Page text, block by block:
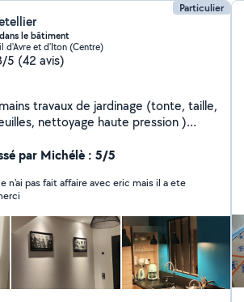
Particulier
le bâtiment
d'Avre et d'Iton (Centre)
5 (42 avis)
de jardinage (tonte, taille,
nettoyage haute pression )
petites réparation de
par Michélè : 5/5
n'ai pas fait affaire avec eric mais il a ete